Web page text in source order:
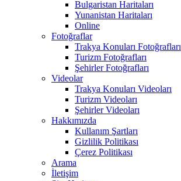
Bulgaristan Haritaları
Yunanistan Haritaları
Online
Fotoğraflar
Trakya Konuları Fotoğrafları
Turizm Fotoğrafları
Şehirler Fotoğrafları
Videolar
Trakya Konuları Videoları
Turizm Videoları
Şehirler Videoları
Hakkımızda
Kullanım Şartları
Gizlilik Politikası
Çerez Politikası
Arama
İletişim